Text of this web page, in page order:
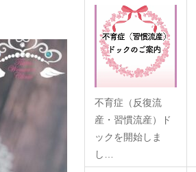
不育症（反復流
産・習慣流産）ド
ックを開始しま
し…